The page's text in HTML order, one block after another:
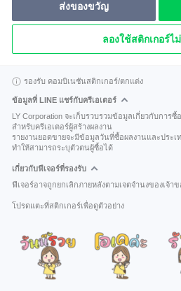
ส่งของขวัญ
ลองใช้สติกเกอร์ไ
รองรับ คอมบิเนชันสติกเกอร์/ตกแต่ง
ข้อมูลที่ LINE แชร์กับครีเอเตอร์
LY Corporation จะเก็บรวบรวมข้อมูลเกี่ยวกับการ
สำหรับครีเอเตอร์ผู้สร้างผลงาน
รายงานยอดขายจะมีข้อมูลวันที่ซื้อผลงานและประ
ทำให้สามารถระบุตัวตนผู้ซื้อได้
เกี่ยวกับฟีเจอร์ที่รองรับ
ฟีเจอร์อาจถูกยกเลิกภายหลังตามเจตจำนงของเจ้าข
โปรดแตะที่สติกเกอร์เพื่อดูตัวอย่าง